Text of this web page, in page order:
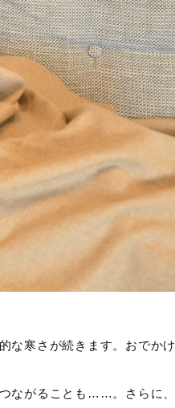
な寒さが続きます。おでかけ
ながることも……。さらに、